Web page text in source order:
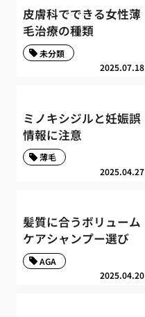
皮膚科でできる女性薄
毛治療の種類
2025.07.18
未分類
ミノキシジルと妊娠誤
情報に注意
2025.04.27
薄毛
髪質に合うボリューム
ケアシャンプー選び
2025.04.20
AGA